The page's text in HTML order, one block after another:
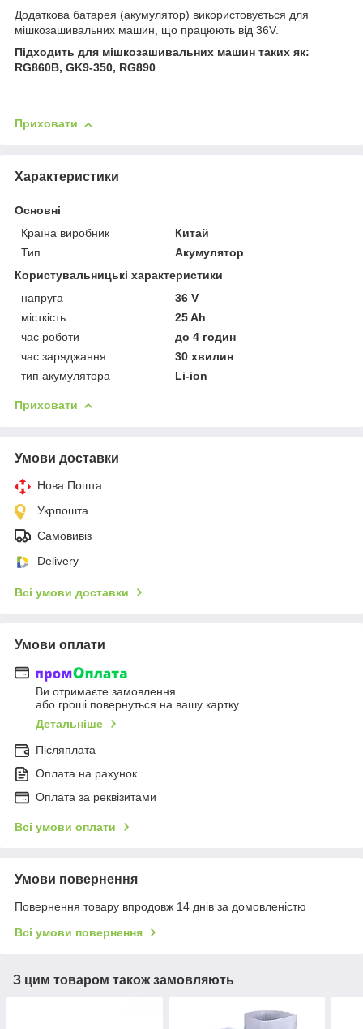
Додаткова батарея (акумулятор) використовується для
мішкозашивальних машин, що працюють від 36V.
Підходить для мішкозашивальних машин таких як:
RG860B, GK9-350, RG890
Приховати
Характеристики
Основні
Країна виробник
Китай
Тип
Акумулятор
Користувальницькі характеристики
напруга
36 V
місткість
25 Ah
час роботи
до 4 годин
час заряджання
30 хвилин
тип акумулятора
Li-ion
Приховати
Умови доставки
Нова Пошта
Укрпошта
Самовивіз
Delivery
Всі умови доставки
Умови оплати
Ви отримаєте замовлення
або гроші повернуться на вашу картку
Детальніше
Післяплата
Оплата на рахунок
Оплата за реквізитами
Всі умови оплати
Умови повернення
Повернення товару впродовж 14 днів за домовленістю
Всі умови повернення
З цим товаром також замовляють